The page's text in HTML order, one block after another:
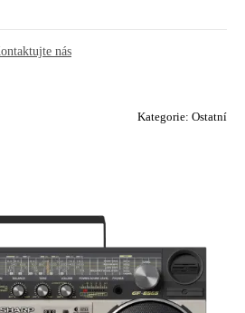
nás
Kategorie: Ostatní